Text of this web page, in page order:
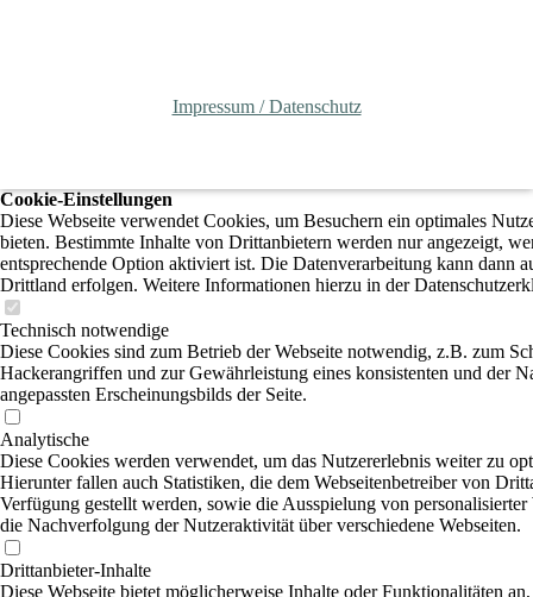
Impressum / Datenschutz
Cookie-Einstellungen
Diese Webseite verwendet Cookies, um Besuchern ein optimales
bieten. Bestimmte Inhalte von Drittanbietern werden nur angezeigt,
entsprechende Option aktiviert ist. Die Datenverarbeitung kann dann
Drittland erfolgen. Weitere Informationen hierzu in der
Technisch notwendige
Diese Cookies sind zum Betrieb der Webseite notwendig, z.B. zum
Hackerangriffen und zur Gewährleistung eines konsistenten und der
angepassten Erscheinungsbilds der Seite.
Analytische
Diese Cookies werden verwendet, um das Nutzererlebnis weiter zu
Hierunter fallen auch Statistiken, die dem Webseitenbetreiber von
Verfügung gestellt werden, sowie die Ausspielung von
die Nachverfolgung der Nutzeraktivität über verschiedene Webseiten.
Drittanbieter-Inhalte
Diese Webseite bietet möglicherweise Inhalte oder Funktionalitäten